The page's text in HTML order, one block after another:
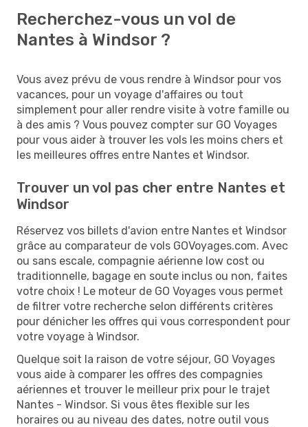
Recherchez-vous un vol de
Nantes à Windsor ?
Vous avez prévu de vous rendre à Windsor pour vos
vacances, pour un voyage d'affaires ou tout
simplement pour aller rendre visite à votre famille ou
à des amis ? Vous pouvez compter sur GO Voyages
pour vous aider à trouver les vols les moins chers et
les meilleures offres entre Nantes et Windsor.
Trouver un vol pas cher entre Nantes et
Windsor
Réservez vos billets d'avion entre Nantes et Windsor
grâce au comparateur de vols GOVoyages.com. Avec
ou sans escale, compagnie aérienne low cost ou
traditionnelle, bagage en soute inclus ou non, faites
votre choix ! Le moteur de GO Voyages vous permet
de filtrer votre recherche selon différents critères
pour dénicher les offres qui vous correspondent pour
votre voyage à Windsor.
Quelque soit la raison de votre séjour, GO Voyages
vous aide à comparer les offres des compagnies
aériennes et trouver le meilleur prix pour le trajet
Nantes - Windsor. Si vous êtes flexible sur les
horaires ou au niveau des dates, notre outil vous